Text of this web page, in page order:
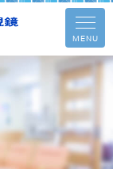
MENU